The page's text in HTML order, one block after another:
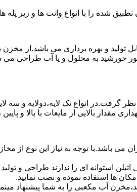
شده را با انواع وانت ها و زیر پله
تولید و بهره برداری می باشد.از
خورشید به محلول و یا آب طراحی
بالایی از مایعات با بالا و پایین
افتخارات تولیدی ایده نوآوران می باشد.با توجه
استوانه ای را ندارند طراحی و
ها استفاده نموده و نصب نمایید.
آب مکعبی را به شما پیشنهاد